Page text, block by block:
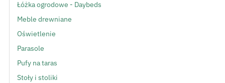
Łóżka ogrodowe - Daybeds
Meble drewniane
Oświetlenie
Parasole
Pufy na taras
Stoły i stoliki